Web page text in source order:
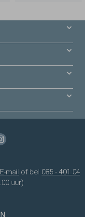
mail of bel 085 - 401 04
uur)